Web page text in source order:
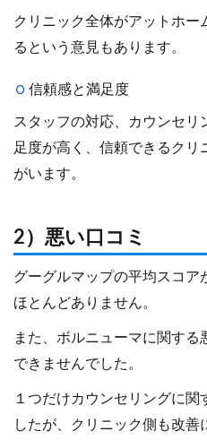
クリニック全体がアットホ
るという意見もあります。
信頼感と満足度
スタッフの対応、カウンセリ
足度が高く、信頼できるク
がいます。
2）悪い口コミ
グーグルマップの平均スコア
ほとんどありません。
また、ボルニューマに関す
できませんでした。
１つだけカウンセリングに関
したが、クリニック側も改善